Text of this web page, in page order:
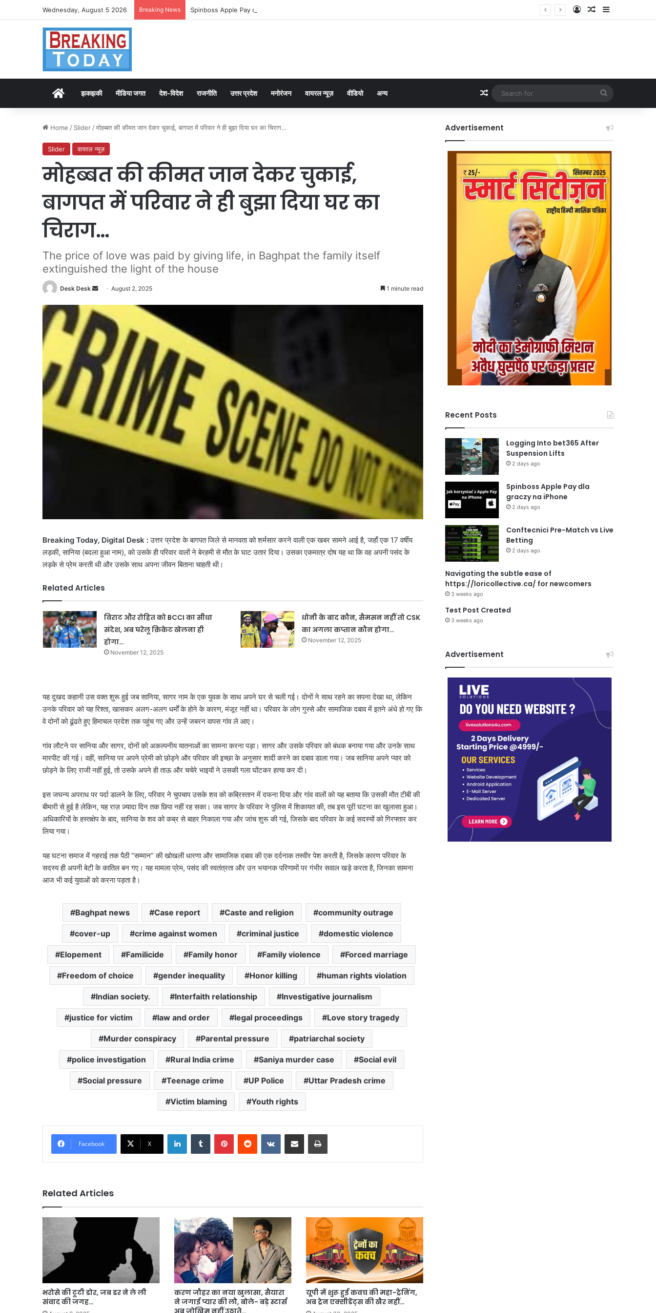
Wednesday, August 5 2026 Breaking News Spinboss Apple Pay dla graczy na iPhone Log InRandom Article
Sidebar
Homeझकझकी मीडिया जगत देश-विदेश राजनीति उत्तर प्रदेश मनोरंजन वायरल न्यूज़ वीडियो अन्य Random Article
for
Home / Slider /मोहब्बत की कीमत जान देकर चुकाई, बागपत में परिवार ने ही बुझा दिया घर का चिराग…
Slider वायरल न्यूज़
मोहब्बत की कीमत जान देकर चुकाई,
बागपत में परिवार ने ही बुझा दिया घर का
चिराग…
The price of love was paid by giving life, in Baghpat the family itself
extinguished the light of the house
Desk Desk
Send
email
August 2, 2025 1 minute read
Breaking Today, Digital Desk :उत्तर प्रदेश के बागपत जिले से मानवता को शर्मसार करने वाली एक खबर सामने आई है, जहाँ एक 17 वर्षीय
लड़की, सानिया (बदला हुआ नाम), को उसके ही परिवार वालों ने बेरहमी से मौत के घाट उतार दिया। उसका एकमात्र दोष यह था कि वह अपनी पसंद के
लड़के से प्रेम करती थी और उसके साथ अपना जीवन बिताना चाहती थी।
Related Articles
विराट और रोहित को BCCI का सीधा
संदेश, अब घरेलू क्रिकेट खेलना ही
होगा…
November 12, 2025
धोनी के बाद कौन, सैमसन नहीं तो CSK
का अगला कप्तान कौन होगा…
November 12, 2025
यह दुखद कहानी उस वक्त शुरू हुई जब सानिया, सागर नाम के एक युवक के साथ अपने घर से चली गई। दोनों ने साथ रहने का सपना देखा था, लेकिन
उनके परिवार को यह रिश्ता, खासकर अलग-अलग धर्मों के होने के कारण, मंजूर नहीं था। परिवार के लोग गुस्से और सामाजिक दबाव में इतने अंधे हो गए कि
वे दोनों को ढूंढते हुए हिमाचल प्रदेश तक पहुंच गए और उन्हें जबरन वापस गांव ले आए।
गांव लौटने पर सानिया और सागर, दोनों को अकल्पनीय यातनाओं का सामना करना पड़ा। सागर और उसके परिवार को बंधक बनाया गया और उनके साथ
मारपीट की गई। वहीं, सानिया पर अपने प्रेमी को छोड़ने और परिवार की इच्छा के अनुसार शादी करने का दबाव डाला गया। जब सानिया अपने प्यार को
छोड़ने के लिए राजी नहीं हुई, तो उसके अपने ही ताऊ और चचेरे भाइयों ने उसकी गला घोंटकर हत्या कर दी।
इस जघन्य अपराध पर पर्दा डालने के लिए, परिवार ने चुपचाप उसके शव को कब्रिस्तान में दफना दिया और गांव वालों को यह बताया कि उसकी मौत टीबी की
बीमारी से हुई हैलेकिन, यह राज़ ज़्यादा दिन तक छिपा नहीं रह सका। जब सागर के परिवार ने पुलिस में शिकायत की, तब इस पूरी घटना का खुलासा हुआ।
अधिकारियों के हस्तक्षेप के बाद, सानिया के शव को कब्र से बाहर निकाला गया और जांच शुरू की गई, जिसके बाद परिवार के कई सदस्यों को गिरफ्तार कर
लिया गया।
यह घटना समाज में गहराई तक पैठी “सम्मान” की खोखली धारणा और सामाजिक दबाव की एक दर्दनाक तस्वीर पेश करती है, जिसके कारण परिवार के
सदस्य ही अपनी बेटी के कातिल बन गए। यह मामला प्रेम, पसंद की स्वतंत्रता और उन भयानक परिणामों पर गंभीर सवाल खड़े करता है, जिनका सामना
आज भी कई युवाओं को करना पड़ता है।
Baghpat news Case report Caste and religion community outrage
cover-up crime against women criminal justice domestic violence
Elopement Familicide Family honor Family violence Forced marriage
Freedom of choice gender inequality Honor killing human rights violation
Indian society. Interfaith relationship Investigative journalism
justice for victim law and order legal proceedings Love story tragedy
Murder conspiracy Parental pressure patriarchal society
police investigation Rural India crime Saniya murder case Social evil
Social pressure Teenage crime UP Police Uttar Pradesh crime
Victim blaming Youth rights
Facebook X
LinkedInTumblr PinterestReddit VKontakteShare via Email Print
Related Articles
भरोसे की टूटी डोर, जब डर ने ले ली
संवाद की जगह…
करण जौहर का नया खुलासा, सैयारा
ने जगाई प्यार की लौ, बोले- बड़े स्टार्स
यूपी में शुरू हुई कवच की महा-ट्रेनिंग,
अब ट्रेन एक्सीडेंट्स की खैर नहीं…
Advertisement
Recent Posts
Logging Into bet365 After
Suspension Lifts
2 days ago
Spinboss Apple Pay dla
graczy na iPhone
2 days ago
Conftecnici Pre-Match vs Live
Betting
2 days ago
Navigating the subtle ease of
https://loricollective.ca/ for newcomers
3 weeks ago
Test Post Created
3 weeks ago
Advertisement